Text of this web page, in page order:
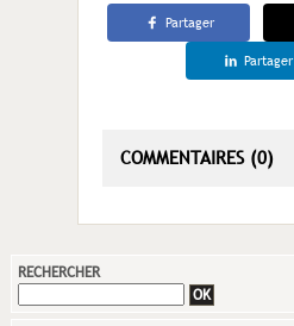
Partager
Partager
COMMENTAIRES (0)
RECHERCHER